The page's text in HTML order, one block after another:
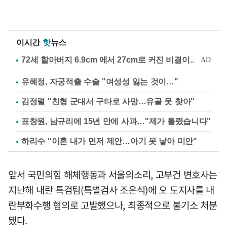
이시간 핫뉴스
유혜정, 자궁적출 수술 "여성성 잃는 것이…"
김정렬 "친형 군대서 구타로 사망…유골 못 찾아"
표창원, 남규리에 15년 만에 사과…"제가 틀렸습니다"
하리수 "이혼 내가 먼저 제안…아기 못 낳아 미안"
앞서 국민의힘 해체행동과 서울의소리, 고부건 변호사는
지난해 내란 특검팀(특별검사 조은석)에 오 도지사를 내
란부화수행 혐의로 고발했으나, 최종적으로 불기소 처분
됐다.